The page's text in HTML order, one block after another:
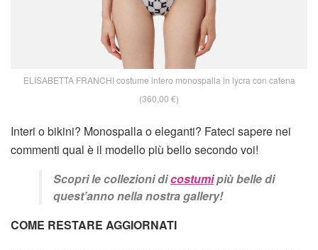
ELISABETTA FRANCHI costume intero monospalla in lycra con catena
(360,00 €)
Interi o bikini? Monospalla o eleganti? Fateci sapere nei
commenti qual è il modello più bello secondo voi!
Scopri le collezioni dicostumipiù belle di
quest’anno nella nostra gallery!
COME RESTARE AGGIORNATI